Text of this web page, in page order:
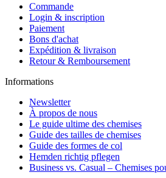
Commande
Login & inscription
Paiement
Bons d'achat
Expédition & livraison
Retour & Remboursement
Informations
Newsletter
À propos de nous
Le guide ultime des chemises
Guide des tailles de chemises
Guide des formes de col
Hemden richtig pflegen
Business vs. Casual – Chemises